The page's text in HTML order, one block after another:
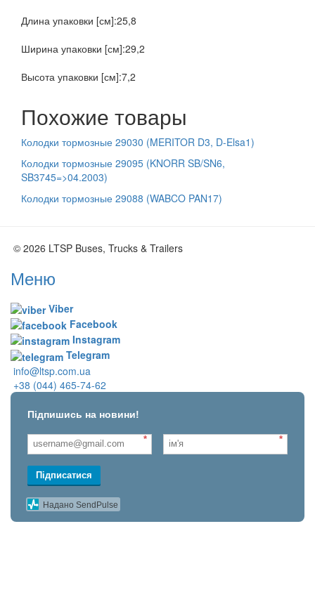
Длина упаковки [см]:25,8
Ширина упаковки [см]:29,2
Высота упаковки [см]:7,2
Похожие товары
Колодки тормозные 29030 (MERITOR D3, D-Elsa1)
Колодки тормозные 29095 (KNORR SB/SN6,
SB3745=>04.2003)
Колодки тормозные 29088 (WABCO PAN17)
© 2026 LTSP Buses, Trucks & Trailers
Меню
Viber
Facebook
Instagram
Telegram
info@ltsp.com.ua
+38 (044) 465-74-62
Підпишись на новини!
* *
Підписатися
Надано SendPulse